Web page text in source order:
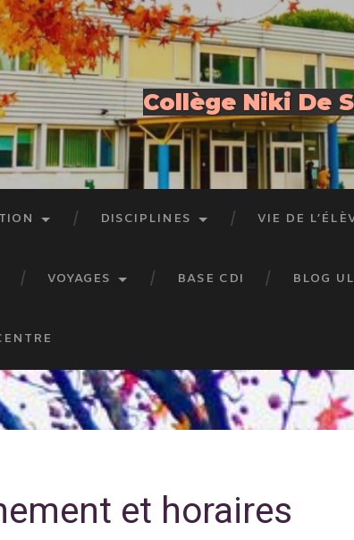
Collège Niki De
DISCIPLINES VIE DE
VOYAGES BASE CDI BLOG
et horaires